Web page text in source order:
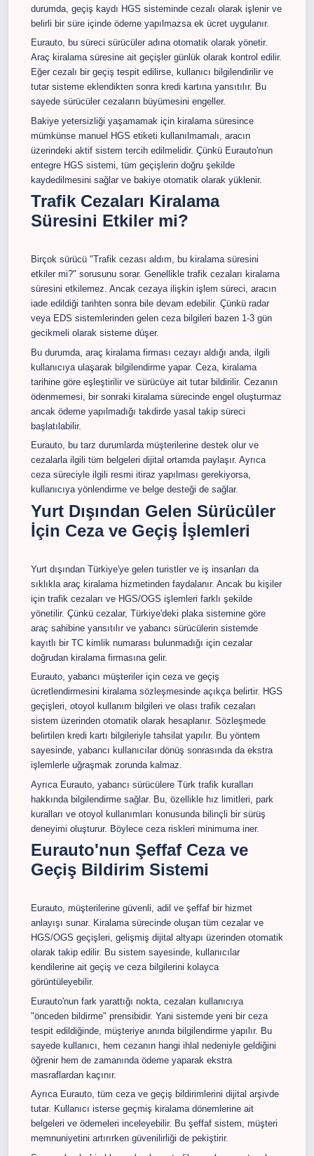
durumda, geçiş kaydı HGS sisteminde cezalı olarak işlenir ve
belirli bir süre içinde ödeme yapılmazsa ek ücret uygulanır.
Eurauto, bu süreci sürücüler adına otomatik olarak yönetir.
Araç kiralama süresine ait geçişler günlük olarak kontrol edilir.
Eğer cezalı bir geçiş tespit edilirse, kullanıcı bilgilendirilir ve
tutar sisteme eklendikten sonra kredi kartına yansıtılır. Bu
sayede sürücüler cezaların büyümesini engeller.
Bakiye yetersizliği yaşamamak için kiralama süresince
mümkünse manuel HGS etiketi kullanılmamalı, aracın
üzerindeki aktif sistem tercih edilmelidir. Çünkü Eurauto'nun
entegre HGS sistemi, tüm geçişlerin doğru şekilde
kaydedilmesini sağlar ve bakiye otomatik olarak yüklenir.
Trafik Cezaları Kiralama
Süresini Etkiler mi?
Birçok sürücü "Trafik cezası aldım, bu kiralama süresini
etkiler mi?" sorusunu sorar. Genellikle trafik cezaları kiralama
süresini etkilemez. Ancak cezaya ilişkin işlem süreci, aracın
iade edildiği tarihten sonra bile devam edebilir. Çünkü radar
veya EDS sistemlerinden gelen ceza bilgileri bazen 1-3 gün
gecikmeli olarak sisteme düşer.
Bu durumda, araç kiralama firması cezayı aldığı anda, ilgili
kullanıcıya ulaşarak bilgilendirme yapar. Ceza, kiralama
tarihine göre eşleştirilir ve sürücüye ait tutar bildirilir. Cezanın
ödenmemesi, bir sonraki kiralama sürecinde engel oluşturmaz
ancak ödeme yapılmadığı takdirde yasal takip süreci
başlatılabilir.
Eurauto, bu tarz durumlarda müşterilerine destek olur ve
cezalarla ilgili tüm belgeleri dijital ortamda paylaşır. Ayrıca
ceza süreciyle ilgili resmi itiraz yapılması gerekiyorsa,
kullanıcıya yönlendirme ve belge desteği de sağlar.
Yurt Dışından Gelen Sürücüler
İçin Ceza ve Geçiş İşlemleri
Yurt dışından Türkiye'ye gelen turistler ve iş insanları da
sıklıkla araç kiralama hizmetinden faydalanır. Ancak bu kişiler
için trafik cezaları ve HGS/OGS işlemleri farklı şekilde
yönetilir. Çünkü cezalar, Türkiye'deki plaka sistemine göre
araç sahibine yansıtılır ve yabancı sürücülerin sistemde
kayıtlı bir TC kimlik numarası bulunmadığı için cezalar
doğrudan kiralama firmasına gelir.
Eurauto, yabancı müşteriler için ceza ve geçiş
ücretlendirmesini kiralama sözleşmesinde açıkça belirtir. HGS
geçişleri, otoyol kullanım bilgileri ve olası trafik cezaları
sistem üzerinden otomatik olarak hesaplanır. Sözleşmede
belirtilen kredi kartı bilgileriyle tahsilat yapılır. Bu yöntem
sayesinde, yabancı kullanıcılar dönüş sonrasında da ekstra
işlemlerle uğraşmak zorunda kalmaz.
Ayrıca Eurauto, yabancı sürücülere Türk trafik kuralları
hakkında bilgilendirme sağlar. Bu, özellikle hız limitleri, park
kuralları ve otoyol kullanımları konusunda bilinçli bir sürüş
deneyimi oluşturur. Böylece ceza riskleri minimuma iner.
Eurauto'nun Şeffaf Ceza ve
Geçiş Bildirim Sistemi
Eurauto, müşterilerine güvenli, adil ve şeffaf bir hizmet
anlayışı sunar. Kiralama sürecinde oluşan tüm cezalar ve
HGS/OGS geçişleri, gelişmiş dijital altyapı üzerinden otomatik
olarak takip edilir. Bu sistem sayesinde, kullanıcılar
kendilerine ait geçiş ve ceza bilgilerini kolayca
görüntüleyebilir.
Eurauto'nun fark yarattığı nokta, cezaları kullanıcıya
"önceden bildirme" prensibidir. Yani sistemde yeni bir ceza
tespit edildiğinde, müşteriye anında bilgilendirme yapılır. Bu
sayede kullanıcı, hem cezanın hangi ihlal nedeniyle geldiğini
öğrenir hem de zamanında ödeme yaparak ekstra
masraflardan kaçınır.
Ayrıca Eurauto, tüm ceza ve geçiş bildirimlerini dijital arşivde
tutar. Kullanıcı isterse geçmiş kiralama dönemlerine ait
belgeleri ve ödemeleri inceleyebilir. Bu şeffaf sistem, müşteri
memnuniyetini artırırken güvenilirliği de pekiştirir.